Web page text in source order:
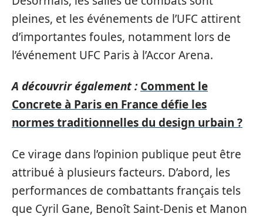
pleines, et les événements de l’UFC attirent
d’importantes foules, notamment lors de
l’événement UFC Paris à l’Accor Arena.
A découvrir également : Comment le
Concrete à Paris en France défie les
normes traditionnelles du design urbain ?
Ce virage dans l’opinion publique peut être
attribué à plusieurs facteurs. D’abord, les
performances de combattants français tels
que Cyril Gane, Benoît Saint-Denis et Manon